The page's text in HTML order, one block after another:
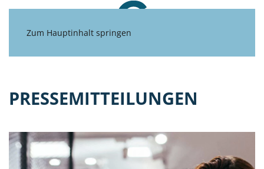
Zum Hauptinhalt springen
PRESSEMITTEILUNGEN